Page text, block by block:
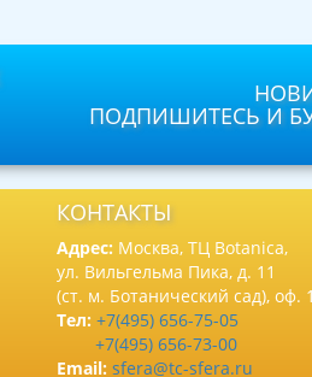
ПОДПИШИТЕСЬ И
КОНТАКТЫ
Адрес: Москва, ТЦ Botanica,
ул. Вильгельма Пика, д. 11
(ст. м. Ботанический сад), оф.
Тел: +7(495) 656-75-05
+7(495) 656-73-00
Email: sfera@tc-sfera.ru